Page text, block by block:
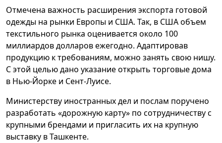
Отмечена важность расширения экспорта готовой
одежды на рынки Европы и США. Так, в США объем
текстильного рынка оценивается около 100
миллиардов долларов ежегодно. Адаптировав
продукцию к требованиям, можно занять свою нишу.
С этой целью дано указание открыть торговые дома
в Нью-Йорке и Сент-Луисе.
Министерству иностранных дел и послам поручено
разработать «дорожную карту» по сотрудничеству с
крупными брендами и пригласить их на крупную
выставку в Ташкенте.